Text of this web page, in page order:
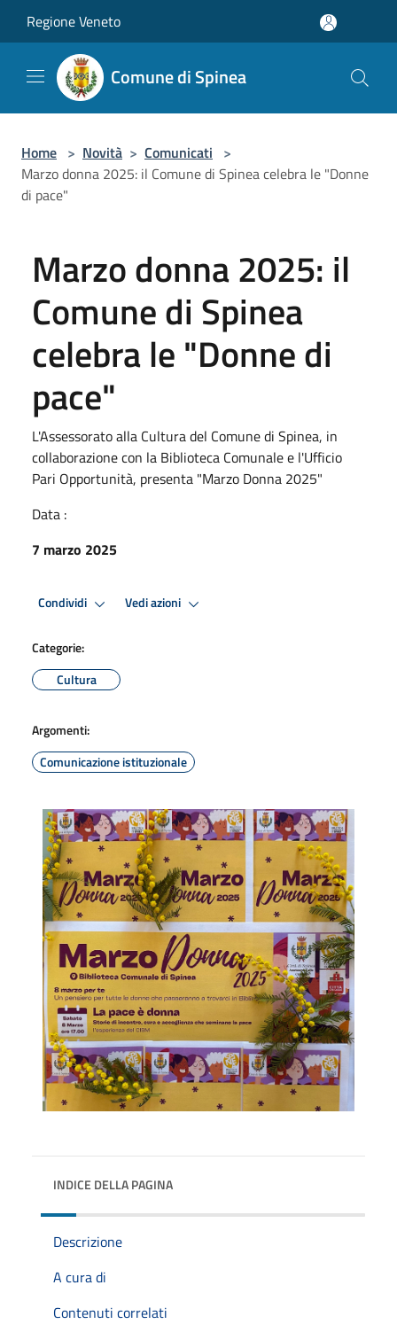
Regione Veneto
Comune di Spinea
Home > Novità > Comunicati >
Marzo donna 2025: il Comune di Spinea celebra le "Donne
di pace"
Marzo donna 2025: il
Comune di Spinea
celebra le "Donne di
pace"
L'Assessorato alla Cultura del Comune di Spinea, in
collaborazione con la Biblioteca Comunale e l'Ufficio
Pari Opportunità, presenta "Marzo Donna 2025"
Data :
7 marzo 2025
Condividi Vedi azioni
Categorie:
Cultura
Argomenti:
Comunicazione istituzionale
INDICE DELLA PAGINA
Descrizione
A cura di
Contenuti correlati